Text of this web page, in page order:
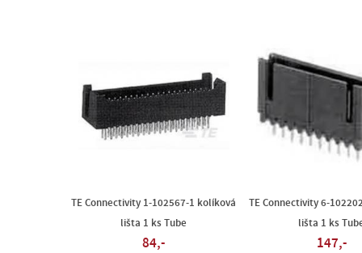
TE Connectivity 1-102567-1 kolíková
lišta 1 ks Tube
84,-
TE Connectivity 6-
lišta 1 ks
147,-